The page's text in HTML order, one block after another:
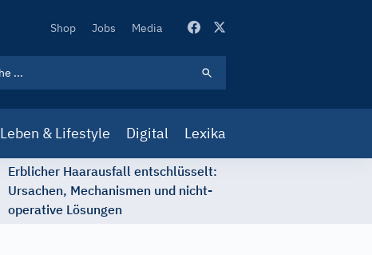
Secondary
Shop Jobs Media
Leben & Lifestyle Digital Lexika
Erblicher Haarausfall entschlüsselt:
Ursachen, Mechanismen und nicht-
operative Lösungen